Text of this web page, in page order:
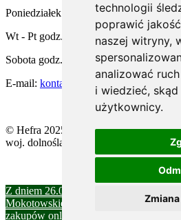
technologii
poprawić
naszej witryny,
analizować
i wiedzieć,
użytkownicy.
Poniedziałek godz. 15:00 - 19:00
Wt - Pt godz. 11:00 - 19:00
Sobota godz. 10:00 - 14:00
E-mail: kontakt@hefra.pl
© Hefra 2025. All rights reserved | ul.
woj. dolnośląskie
Z dniem 26.07.2025 r. sprzedaż w
Mokotowskiej w Warszawie została
zakupów online.